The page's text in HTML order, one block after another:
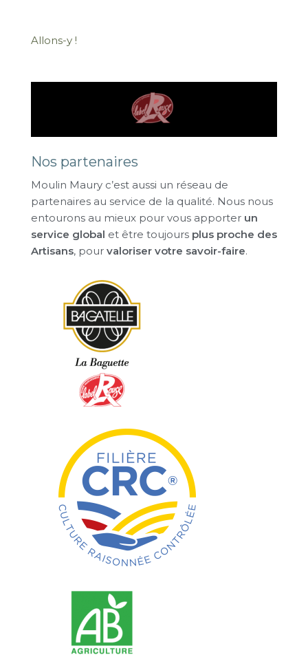
Allons-y !
Nos partenaires
Moulin Maury c’est aussi un réseau de
partenaires au service de la qualité. Nous nous
entourons au mieux pour vous apporter un
service global et être toujours plus proche des
Artisans, pour valoriser votre savoir-faire.